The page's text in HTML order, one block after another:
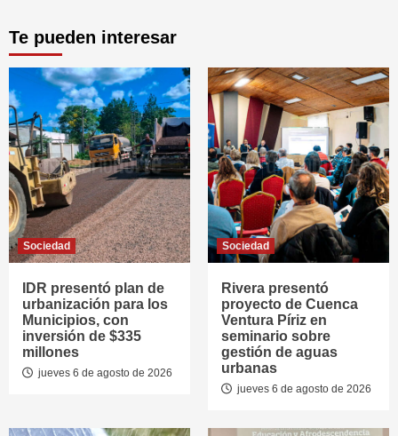
Te pueden interesar
Sociedad
IDR presentó plan de
urbanización para los
Municipios, con
inversión de $335
millones
jueves 6 de agosto de 2026
Sociedad
Rivera presentó
proyecto de Cuenca
Ventura Píriz en
seminario sobre
gestión de aguas
urbanas
jueves 6 de agosto de 2026